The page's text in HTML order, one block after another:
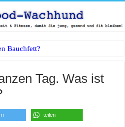
Bauchfett?
Tag. Was ist
teilen